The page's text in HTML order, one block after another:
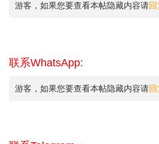
游客，如果您要查看本帖隐藏内容请回
联系WhatsApp:
游客，如果您要查看本帖隐藏内容请回